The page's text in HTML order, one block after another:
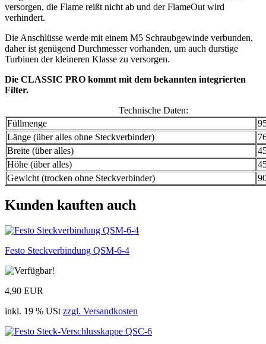
versorgen, die Flame reißt nicht ab und der FlameOut wird
verhindert.
Die Anschlüsse werde mit einem M5 Schraubgewinde verbunden,
daher ist genügend Durchmesser vorhanden, um auch durstige
Turbinen der kleineren Klasse zu versorgen.
Die CLASSIC PRO kommt mit dem bekannten integrierten
Filter.
Technische Daten:
Füllmenge
Länge (über alles ohne Steckverbinder)
Breite (über alles)
Höhe (über alles)
Gewicht (trocken ohne Steckverbinder)
Kunden kauften auch
Festo Steckverbindung QSM-6-4
4,90 EUR
inkl. 19 % USt zzgl. Versandkosten